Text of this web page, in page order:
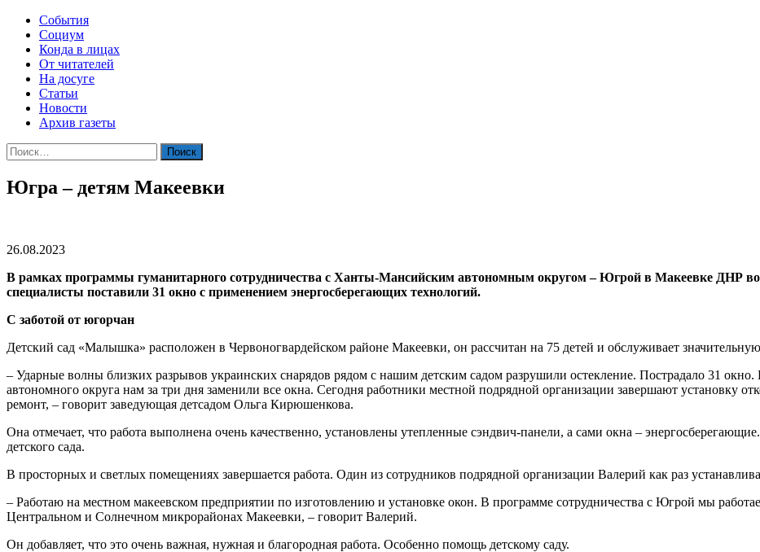
События
Социум
Конда в лицах
От читателей
На досуге
Статьи
Новости
Архив газеты
Найти:
Югра – детям Макеевки
26.08.2023
В рамках программы гуманитарного сотрудничества с Ханты-Мансийским автономным округом – Югрой в Макеевке ДНР
специалисты поставили 31 окно с применением энергосберегающих технологий.
С заботой от югорчан
Детский сад «Малышка» расположен в Червоногвардейском районе Макеевки, он рассчитан на 75 детей и обслуживает
– Ударные волны близких разрывов украинских снарядов рядом с нашим детским садом разрушили остекление. Пострадало 31
автономного округа нам за три дня заменили все окна. Сегодня работники местной подрядной организации завершают установку
ремонт, – говорит заведующая детсадом Ольга Кирюшенкова.
Она отмечает, что работа выполнена очень качественно, установлены утепленные сэндвич-панели, а сами окна –
детского сада.
В просторных и светлых помещениях завершается работа. Один из сотрудников подрядной организации Валерий как раз
– Работаю на местном макеевском предприятии по изготовлению и установке окон. В программе сотрудничества с Югрой мы
Центральном и Солнечном микрорайонах Макеевки, – говорит Валерий.
Он добавляет, что это очень важная, нужная и благородная работа. Особенно помощь детскому саду.